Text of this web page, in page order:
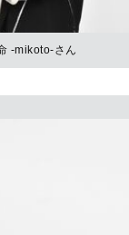
-mikoto-さん